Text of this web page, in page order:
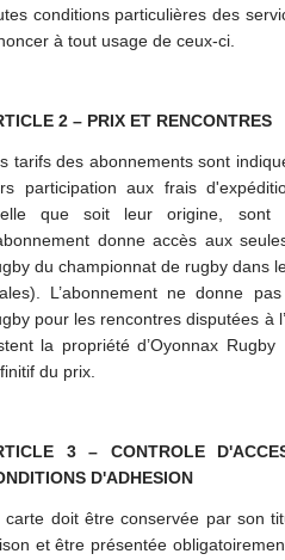
conditions particulières des
à tout usage de ceux-ci.
2 – PRIX
tarifs des abonnements sont
participation aux frais
que soit leur origine, sont
donne accès aux
du championnat de rugby dans
L’abonnement ne donne
pour les rencontres disputées à
la propriété d’Oyonnax
du prix.
3 – CONTROLE
D'ADHESION
carte doit être conservée par son
et être présentée